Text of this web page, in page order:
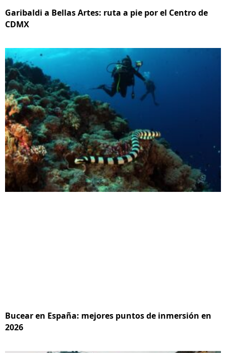
Garibaldi a Bellas Artes: ruta a pie por el Centro de
CDMX
Bucear en España: mejores puntos de inmersión en
2026